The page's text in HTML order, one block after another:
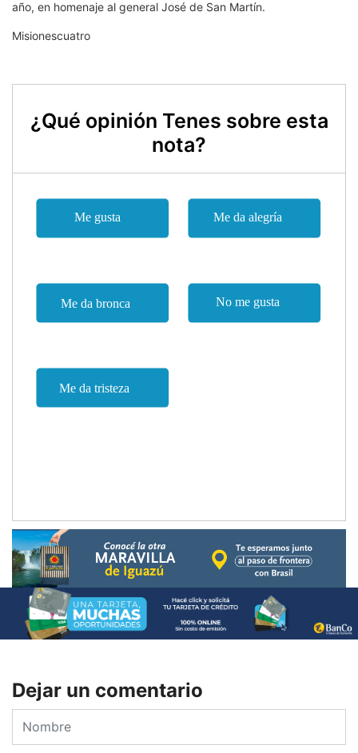
año, en homenaje al general José de San Martín.
Misionescuatro
¿Qué opinión Tenes sobre esta
nota?
Dejar un comentario